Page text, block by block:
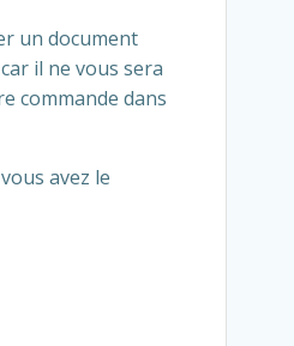
un document
il ne vous sera
commande dans
avez le